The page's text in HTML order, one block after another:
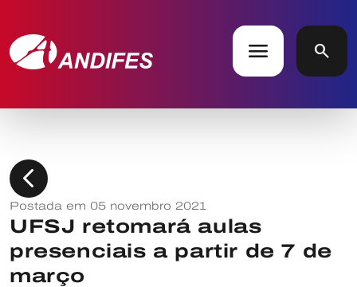
menu search
chevron_left
Postada em 05 novembro 2021
UFSJ retomará aulas
presenciais a partir de 7 de
março